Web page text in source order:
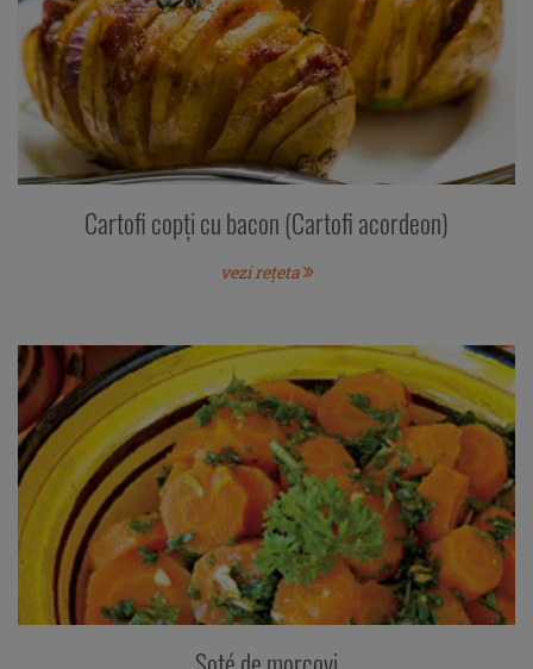
Cartofi copți cu bacon (Cartofi acordeon)
vezi rețeta